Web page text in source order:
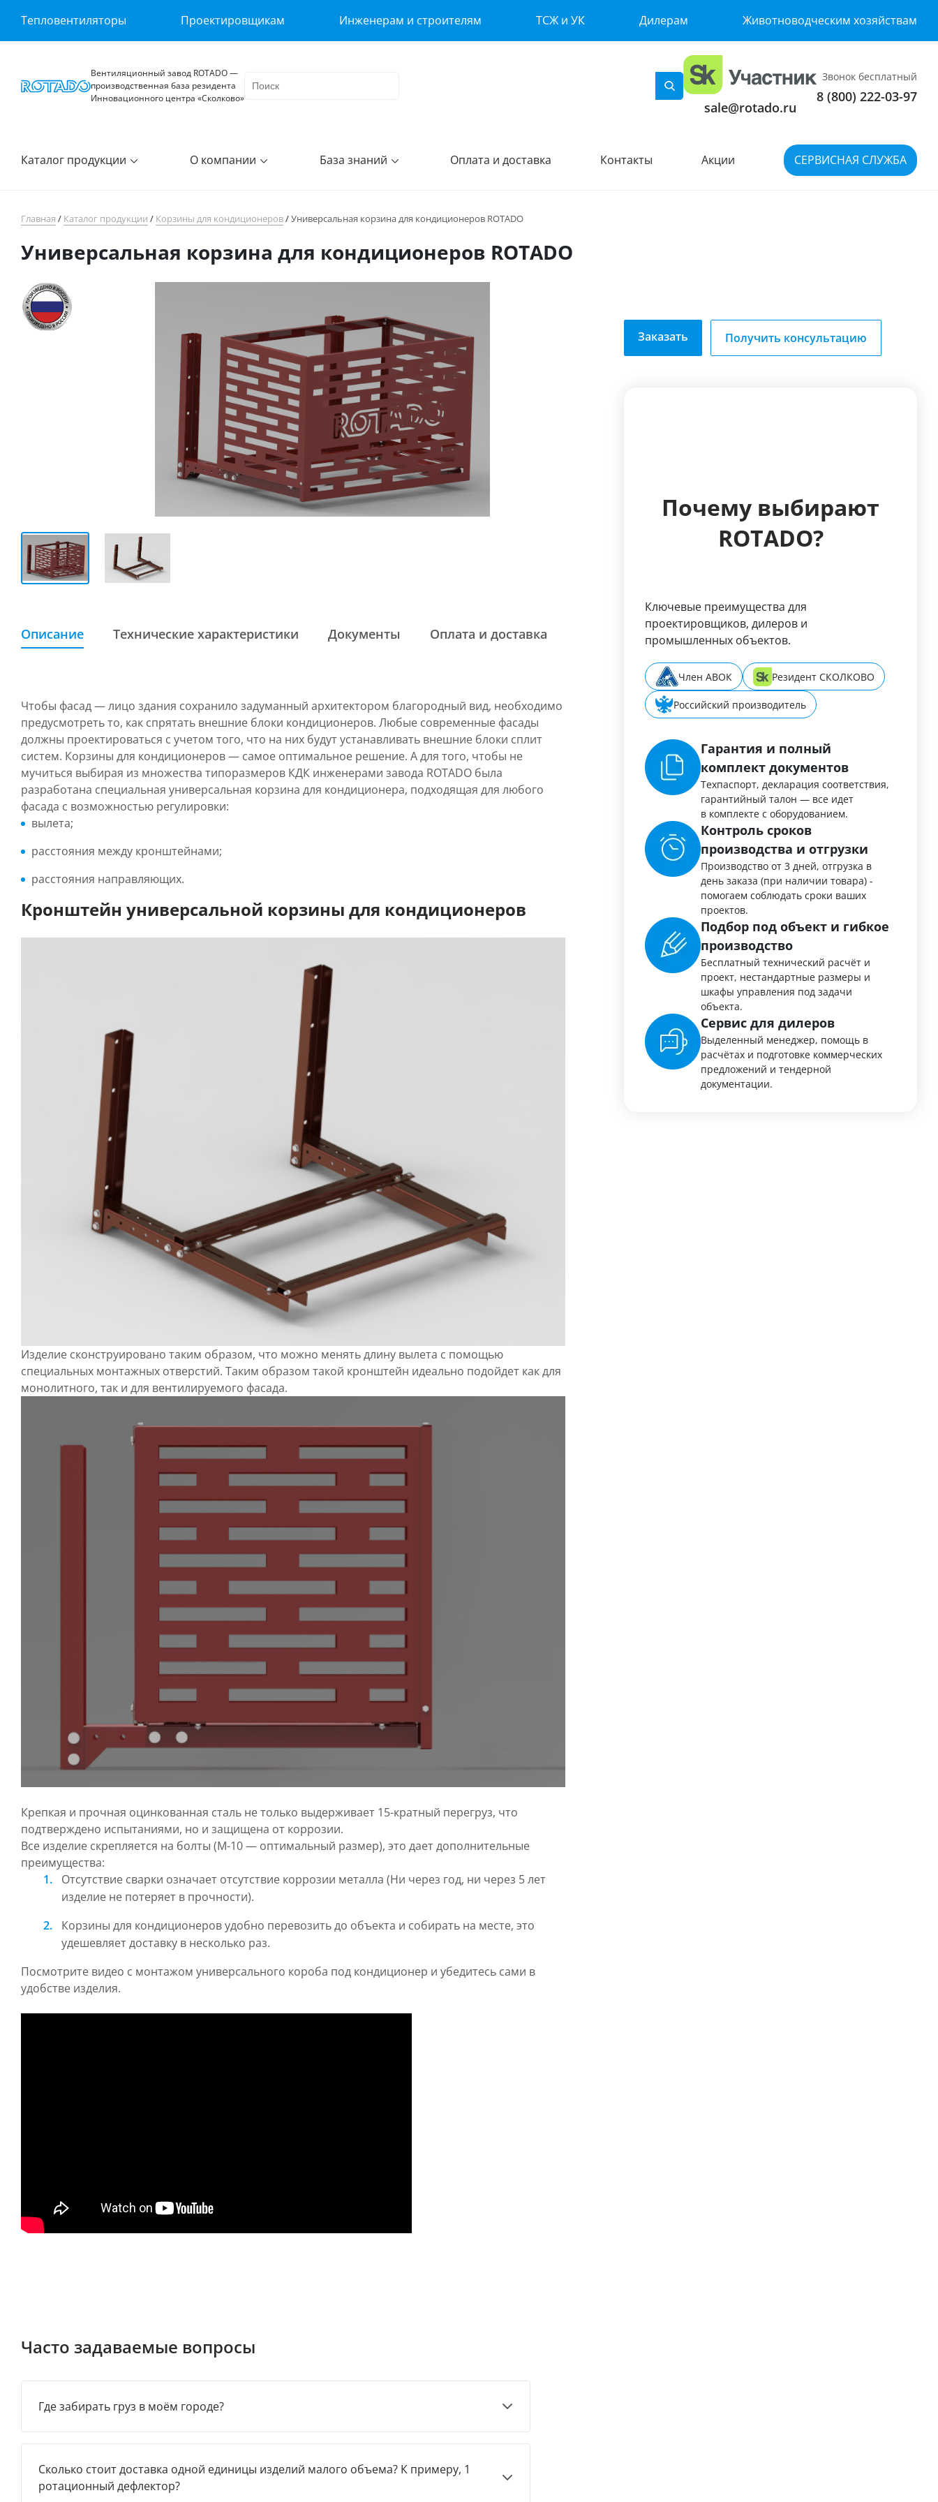
Тепловентиляторы Проектировщикам Инженерам и строителям ТСЖ и УК Дилерам Животноводческим хозяйствам
Вентиляционный завод ROTADO —
производственная база резидента
Инновационного центра «Сколково»
sale@rotado.ru
Звонок бесплатный
8 (800) 222-03-97
Каталог продукции О компании База знаний Оплата и доставка Контакты Акции СЕРВИСНАЯ СЛУЖБА
Главная / Каталог продукции / Корзины для кондиционеров/Универсальная корзина для кондиционеров ROTADO
Универсальная корзина для кондиционеров ROTADO
Заказать Получить консультацию
Почему выбирают
ROTADO?
Ключевые преимущества для
проектировщиков, дилеров и
промышленных объектов.
Член АВОК Резидент СКОЛКОВО
Российский производитель
Гарантия и полный
комплект документов
Техпаспорт, декларация соответствия,
гарантийный талон — все идет
в комплекте с оборудованием.
Контроль сроков
производства и отгрузки
Производство от 3 дней, отгрузка в
день заказа (при наличии товара) -
помогаем соблюдать сроки ваших
проектов.
Подбор под объект и гибкое
производство
Бесплатный технический расчёт и
проект, нестандартные размеры и
шкафы управления под задачи
объекта.
Сервис для дилеров
Выделенный менеджер, помощь в
расчётах и подготовке коммерческих
предложений и тендерной
документации.
Описание Технические характеристики Документы Оплата и доставка
Чтобы фасад — лицо здания сохранило задуманный архитектором благородный вид, необходимо
предусмотреть то, как спрятать внешние блоки кондиционеров. Любые современные фасады
должны проектироваться с учетом того, что на них будут устанавливать внешние блоки сплит
систем. Корзины для кондиционеров — самое оптимальное решение. А для того, чтобы не
мучиться выбирая из множества типоразмеров КДК инженерами завода ROTADO была
разработана специальная универсальная корзина для кондиционера, подходящая для любого
фасада с возможностью регулировки:
вылета;
расстояния между кронштейнами;
расстояния направляющих.
Кронштейн универсальной корзины для кондиционеров
Изделие сконструировано таким образом, что можно менять длину вылета с помощью
специальных монтажных отверстий. Таким образом такой кронштейн идеально подойдет как для
монолитного, так и для вентилируемого фасада.
Крепкая и прочная оцинкованная сталь не только выдерживает 15-кратный перегруз, что
подтверждено испытаниями, но и защищена от коррозии.
Все изделие скрепляется на болты (М-10 — оптимальный размер), это дает дополнительные
преимущества:
Отсутствие сварки означает отсутствие коррозии металла (Ни через год, ни через 5 лет
изделие не потеряет в прочности).
Корзины для кондиционеров удобно перевозить до объекта и собирать на месте, это
удешевляет доставку в несколько раз.
Посмотрите видео с монтажом универсального короба под кондиционер и убедитесь сами в
удобстве изделия.
Часто задаваемые вопросы
Где забирать груз в моём городе?
Сколько стоит доставка одной единицы изделий малого объема? К примеру, 1
ротационный дефлектор?